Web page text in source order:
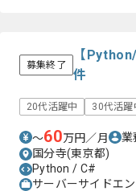
募集終了
【
件
20代活躍中 30代活躍
〜60万円／月 業
国分寺(東京都)
Python / C#
サーバーサイドエ